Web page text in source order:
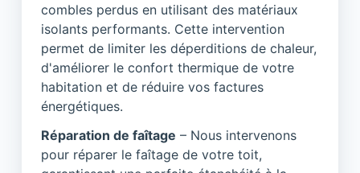
combles perdus en utilisant des matériaux
isolants performants. Cette intervention
permet de limiter les déperditions de chaleur,
d'améliorer le confort thermique de votre
habitation et de réduire vos factures
énergétiques.
Réparation de faîtage – Nous intervenons
pour réparer le faîtage de votre toit,